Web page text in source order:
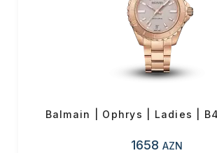
Balmain | Ophrys | Ladies |
1658 AZN